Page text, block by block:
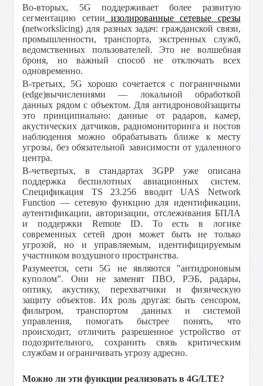
Во-вторых, 5G поддерживает более развитую
сегментацию сетии изолированные сетевые срезы
(networkslicing) для разных задач: гражданской связи,
промышленности, транспорта, экстренных служб,
ведомственных пользователей. Это не волшебная
броня, но важный способ не отключать всех
одновременно.
В-третьих, 5G хорошо сочетается с пограничными
(edge)вычислениями — локальной обработкой
данных рядом с объектом. Для антидроновойзащиты
это принципиально: данные от радаров, камер,
акустических датчиков, радиомониторинга и постов
наблюдения можно обрабатывать ближе к месту
угрозы, без обязательной зависимости от удаленного
центра.
В-четвертых, в стандартах 3GPP уже описана
поддержка беспилотных авиационных систем.
Спецификация TS 23.256 вводит UAS Network
Function — сетевую функцию для идентификации,
аутентификации, авторизации, отслеживания БПЛА
и поддержки Remote ID. То есть в логике
современных сетей дрон может быть не только
угрозой, но и управляемым, идентифицируемым
участником воздушного пространства.
Разумеется, сети 5G не являются "антидроновым
куполом”. Они не заменят ПВО, РЭБ, радары,
оптику, акустику, перехватчики и физическую
защиту объектов. Их роль другая: быть сенсором,
фильтром, транспортом данных и системой
управления, помогать быстрее понять, что
происходит, отличить разрешенное устройство от
подозрительного, сохранить связь критическим
службам и ограничивать угрозу адресно.
Можно ли эти функции реализовать в 4G/LTE?